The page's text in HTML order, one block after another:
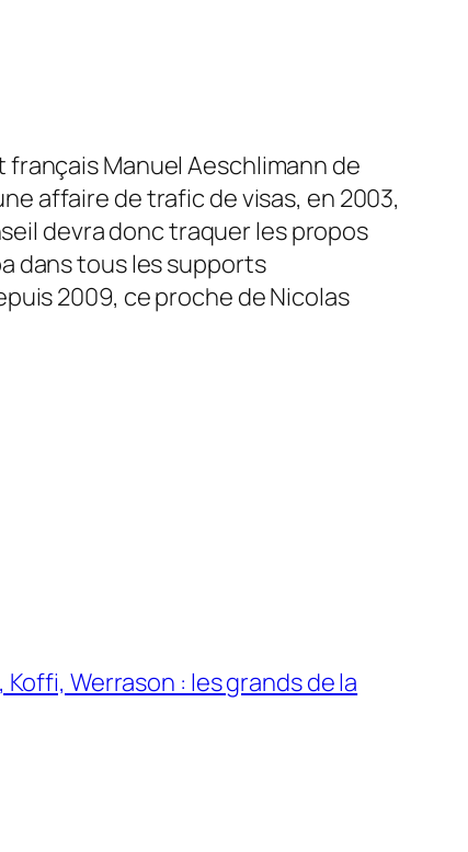
français Manuel Aeschlimann de
affaire de trafic de visas, en 2003,
devra donc traquer les propos
dans tous les supports
2009, ce proche de Nicolas
Koffi, Werrason : les grands de la